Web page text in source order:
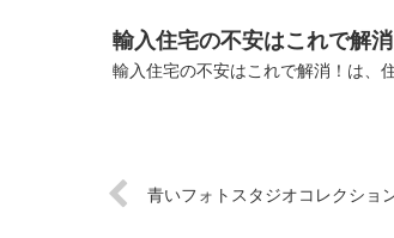
輸入住宅の不安はこれで解消
輸入住宅の不安はこれで解消！は、
青いフォトスタジオコレクショ